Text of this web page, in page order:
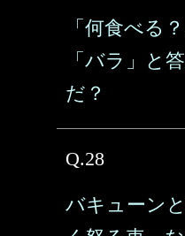
「何食べる
「バラ」と
だ？
Q.28
バキューン